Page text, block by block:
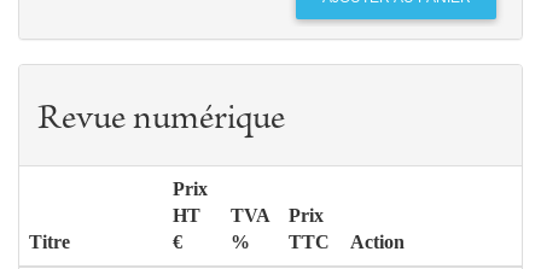
Revue numérique
Titre
Prix
HT
€
TVA
%
Prix
TTC
Action